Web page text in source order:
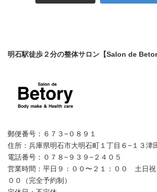
明石駅徒歩２分の整体サロン【Salon de
郵便番号：６７３−０８９１
住所：兵庫県明石市大明石町１丁目６−１３津
電話番号：０７８−９３９−２４０５
営業時間：平日９：００〜２１：００ 土日祝
００（完全予約制）